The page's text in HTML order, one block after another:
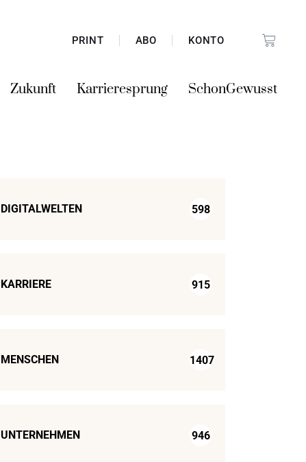
PRINT ABO KONTO
Zukunft Karrieresprung SchonGewusst
DIGITALWELTEN 598
KARRIERE 915
MENSCHEN 1407
UNTERNEHMEN 946